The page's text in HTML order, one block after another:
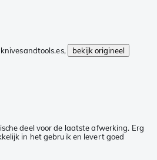
bekijk origineel
deel voor de laatste afwerking. Erg
in het gebruik en levert goed